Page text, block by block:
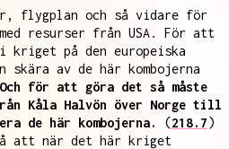
flygplan och så vidare för
resurser från USA. För att
kriget på den europeiska
skära av de här kombojerna
Och för att göra det så måste
Kåla Halvön över Norge till
de här kombojerna.
(218.7)
att när det här kriget